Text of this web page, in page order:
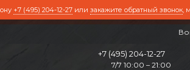
+7 (495) 204-12-27 или закажите обратный звонок,
+7 (495) 204-12-27
7/7 10:00 – 21:00